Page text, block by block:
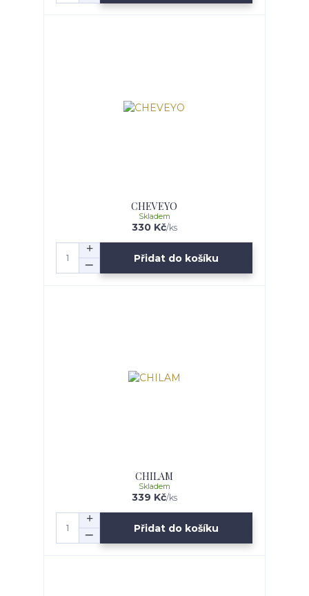
CHEVEYO
330 Kč/ks
Skladem
Přidat do košíku
CHILAM
339 Kč/ks
Skladem
Přidat do košíku